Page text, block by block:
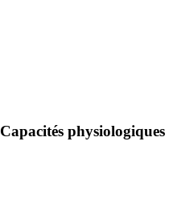
Capacités physiologiques